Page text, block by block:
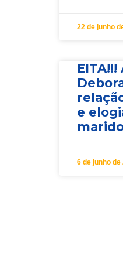
22 de junho
EITA!!!
e
6 de junho de